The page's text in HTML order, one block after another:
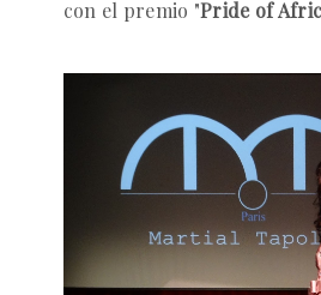
con el premio "Pride of